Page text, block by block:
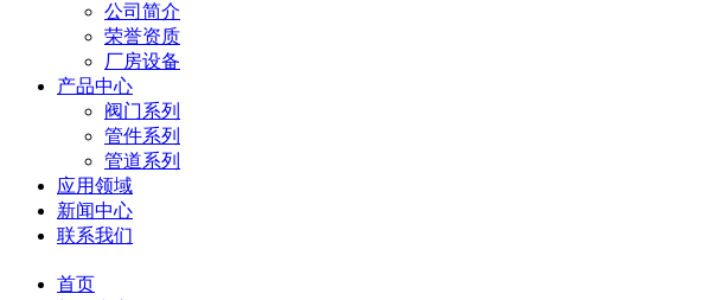
公司简介
荣誉资质
厂房设备
产品中心
阀门系列
管件系列
管道系列
应用领域
新闻中心
联系我们
首页